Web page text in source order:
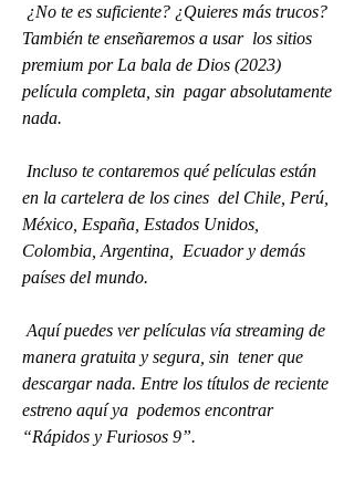
También te enseñaremos a usar  los sitios
premium por La bala de Dios (2023)
película completa, sin  pagar absolutamente
nada.
en la cartelera de los cines  del Chile, Perú,
México, España, Estados Unidos,
Colombia, Argentina,  Ecuador y demás
países del mundo.
manera gratuita y segura, sin  tener que
descargar nada. Entre los títulos de reciente
estreno aquí ya  podemos encontrar
“Rápidos y Furiosos 9”.